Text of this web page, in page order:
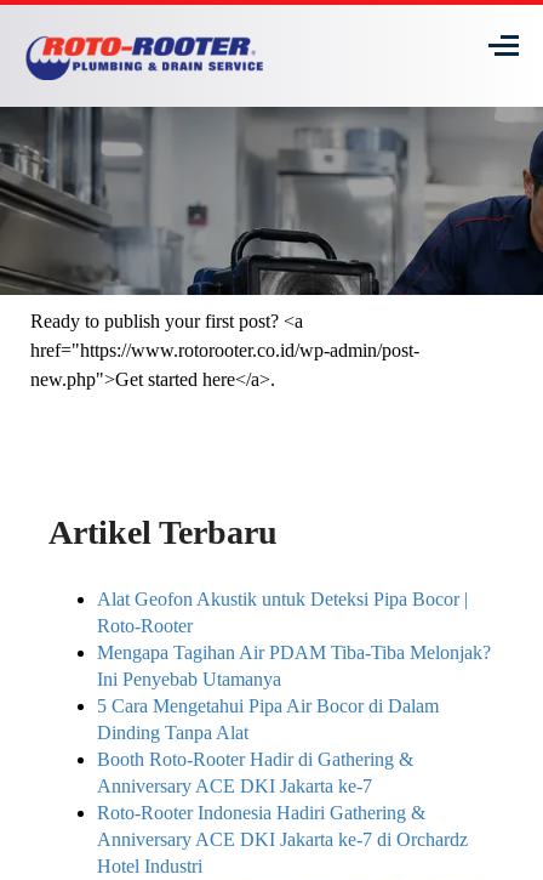
Ready to publish your first post? <a
href="https://www.rotorooter.co.id/wp-admin/post-
new.php">Get started here</a>.
Artikel Terbaru
Alat Geofon Akustik untuk Deteksi Pipa Bocor |
Roto-Rooter
Mengapa Tagihan Air PDAM Tiba-Tiba Melonjak?
Ini Penyebab Utamanya
5 Cara Mengetahui Pipa Air Bocor di Dalam
Dinding Tanpa Alat
Booth Roto-Rooter Hadir di Gathering &
Anniversary ACE DKI Jakarta ke-7
Roto-Rooter Indonesia Hadiri Gathering &
Anniversary ACE DKI Jakarta ke-7 di Orchardz
Hotel Industri